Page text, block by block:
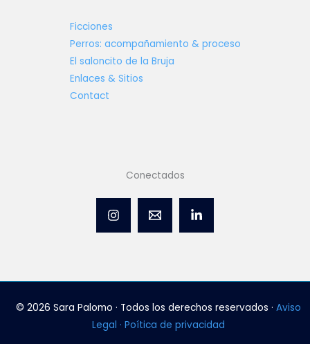
Ficciones
Perros: acompañamiento & proceso
El saloncito de la Bruja
Enlaces & Sitios
Contact
Conectados
© 2026 Sara Palomo · Todos los derechos reservados · Aviso
Legal · Poítica de privacidad